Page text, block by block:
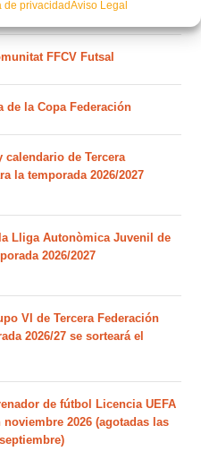
de privacidadAviso Legal
FFCV Futsal
de la Copa Federación
calendario de Tercera
la temporada 2026/2027
Lliga Autonòmica Juvenil de
2026/2027
VI de Tercera Federación
2026/27 se sorteará el
de fútbol Licencia UEFA
2026 (agotadas las